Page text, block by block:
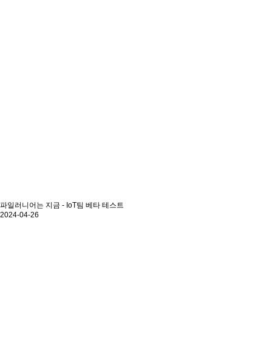
파일러니어는 지금 - IoT팀 베타 테스트
2024-04-26